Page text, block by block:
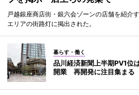
戸越銀座商店街・銀六会ゾーンの店舗を紹介
エリアの街路灯に掲出された。
暮らす・働く
品川経済新聞上半期PV1位
開業 再開発に注目集まる